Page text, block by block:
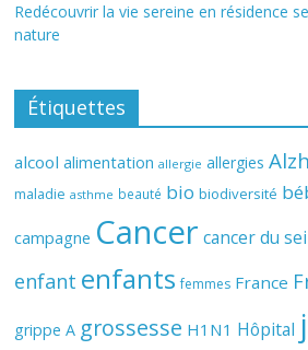
Redécouvrir la vie sereine en résidence
nature
Étiquettes
alcool alimentation allergie allergies
maladie asthme beauté bio biodiversité
campagne Cancer cancer du
enfant enfants femmes France
grippe A grossesse H1N1 Hôpital